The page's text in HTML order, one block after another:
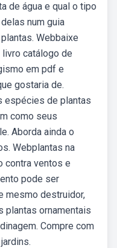
de água e qual o tipo
num guia
Webbaixe
livro catálogo de
em pdf e
gostaria de.
espécies de plantas
como seus
Aborda ainda o
Webplantas na
contra ventos e
pode ser
mesmo destruidor,
plantas ornamentais
Compre com